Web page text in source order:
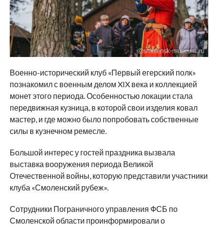
Военно-исторический клуб «Первый егерский полк»
познакомил с военным делом XIX века и коллекцией
монет этого периода. Особенностью локации стала
передвижная кузница, в которой свои изделия ковал
мастер, и где можно было попробовать собственные
силы в кузнечном ремесле.
Большой интерес у гостей праздника вызвала
выставка вооружения периода Великой
Отечественной войны, которую представили участники
клуба «Смоленский рубеж».
Сотрудники Пограничного управления ФСБ по
Смоленской области проинформировали о